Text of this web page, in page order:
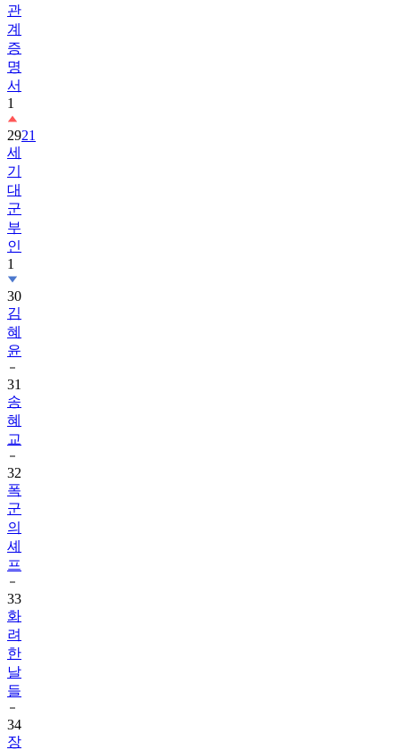
관
계
증
명
서
1
2921
세
기
대
군
부
인
1
30
김
혜
윤
31
송
혜
교
32
폭
군
의
셰
프
33
화
려
한
날
들
34
장